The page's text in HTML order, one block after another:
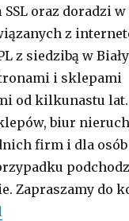
SSL oraz doradzi
z
z siedzibą w
i sklepami
od kilkunastu
biur
firm i dla
Zapraszamy do